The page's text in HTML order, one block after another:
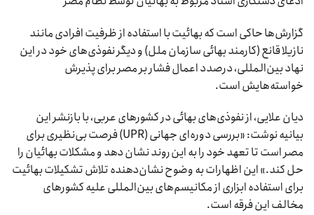
گزارش‌ها حاکی است که بهائیت با استفاده از ظرفیت افرادی مانند
نازیلا قانع (کارمند بهائی سازمان ملل) و دیگر نفوذی‌های خود در این
نهاد بین‌المللی، درصدد اعمال فشار بر مصر برای پذیرش
خواسته‌هایش است.
دیان علایی، از نفوذی‌های بهائی در کشورهای عربی، با بازنشر این
بیانیه نوشت: «بررسی دوره‌ای جهانی (UPR) فرصت بی‌نظیری برای
مصر است تا تعهد خود را به این روند نشان دهد و مشکلات بهائیان را
حل کند.» این اظهارات به وضوح نشان‌دهنده تلاش تشکیلات بهائیت
برای استفاده ابزاری از مکانیسم‌های بین‌المللی علیه کشورهای
مخالف این فرقه است.